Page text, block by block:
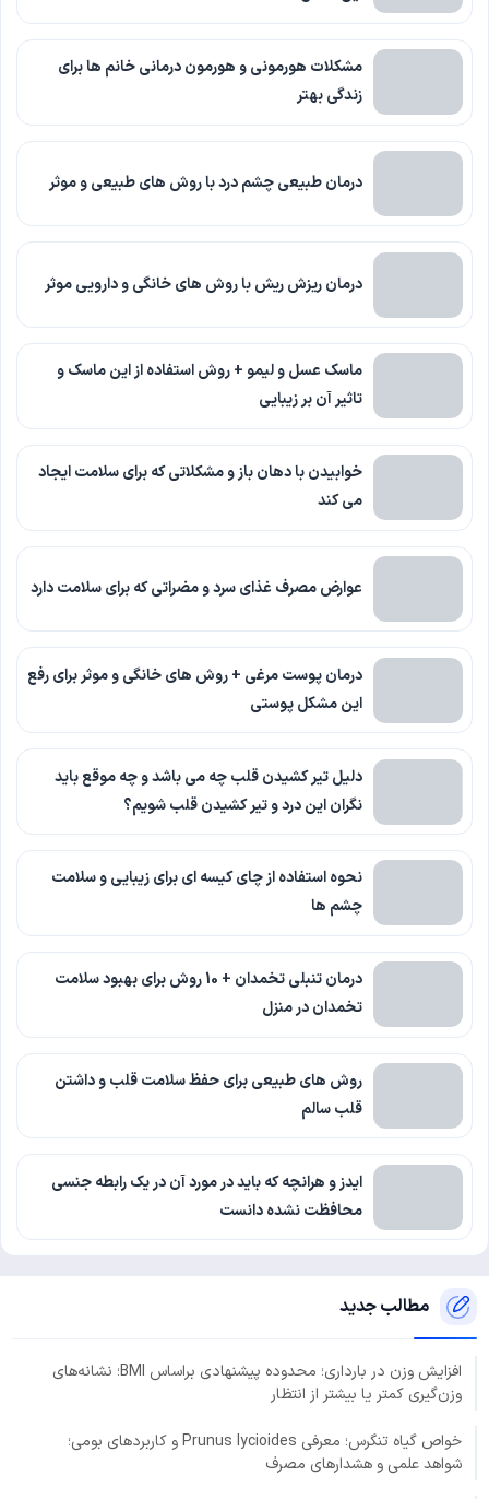
مشکلات هورمونی و هورمون درمانی خانم ها برای
زندگی بهتر
درمان طبیعی چشم درد با روش های طبیعی و موثر
درمان ریزش ریش با روش های خانگی و دارویی موثر
ماسک عسل و لیمو + روش استفاده از این ماسک و
تاثیر آن بر زیبایی
خوابیدن با دهان باز و مشکلاتی که برای سلامت ایجاد
می کند
عوارض مصرف غذای سرد و مضراتی که برای سلامت دارد
درمان پوست مرغی + روش های خانگی و موثر برای رفع
این مشکل پوستی
دلیل تیر کشیدن قلب چه می باشد و چه موقع باید
نگران این درد و تیر کشیدن قلب شویم؟
نحوه استفاده از چای کیسه ای برای زیبایی و سلامت
چشم ها
درمان تنبلی تخمدان + 10 روش برای بهبود سلامت
تخمدان در منزل
روش های طبیعی برای حفظ سلامت قلب و داشتن
قلب سالم
ایدز و هرانچه که باید در مورد آن در یک رابطه جنسی
محافظت نشده دانست
مطالب جدید
افزایش وزن در بارداری؛ محدوده پیشنهادی براساس BMI؛ نشانه‌های
وزن‌گیری کمتر یا بیشتر از انتظار
خواص گیاه تنگرس؛ معرفی Prunus lycioides و کاربردهای بومی؛
شواهد علمی و هشدارهای مصرف